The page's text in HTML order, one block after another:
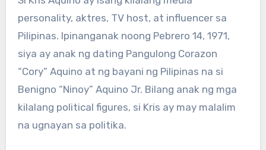
personality, aktres, TV host, at influencer sa
Pilipinas. Ipinanganak noong Pebrero 14, 1971,
siya ay anak ng dating Pangulong Corazon
“Cory” Aquino at ng bayani ng Pilipinas na si
Benigno “Ninoy” Aquino Jr. Bilang anak ng mga
kilalang political figures, si Kris ay may malalim
na ugnayan sa politika.